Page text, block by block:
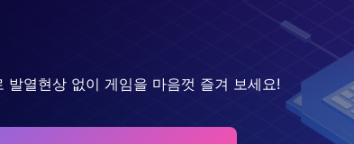
열현상 없이 게임을 마음껏 즐겨 보세요!